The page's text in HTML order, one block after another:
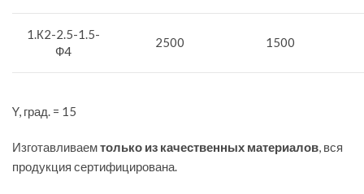
1.К2-2.5-1.5-
Ф4
2500 1500
Y, град. = 15
Изготавливаемтолько из качественных материалов, вся
продукция сертифицирована.